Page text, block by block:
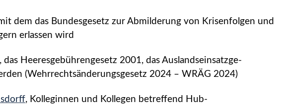
dem das Bundesgesetz zur Abmilderung von Krisenfolgen und
erlassen wird
Heeresgebührengesetz 2001, das Auslandseinsatzge­
(Wehrrechtsänderungsgesetz 2024 – WRÄG 2024)
, Kolleginnen und Kollegen betreffend Hub­